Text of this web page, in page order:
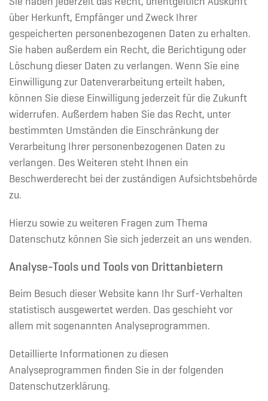
über Herkunft, Empfänger und Zweck Ihrer
gespeicherten personenbezogenen Daten zu erhalten.
Sie haben außerdem ein Recht, die Berichtigung oder
Löschung dieser Daten zu verlangen. Wenn Sie eine
Einwilligung zur Datenverarbeitung erteilt haben,
können Sie diese Einwilligung jederzeit für die Zukunft
widerrufen. Außerdem haben Sie das Recht, unter
bestimmten Umständen die Einschränkung der
Verarbeitung Ihrer personenbezogenen Daten zu
verlangen. Des Weiteren steht Ihnen ein
Beschwerderecht bei der zuständigen Aufsichtsbehörde
zu.
Hierzu sowie zu weiteren Fragen zum Thema
Datenschutz können Sie sich jederzeit an uns wenden.
Analyse-Tools und Tools von Dritt­anbietern
Beim Besuch dieser Website kann Ihr Surf-Verhalten
statistisch ausgewertet werden. Das geschieht vor
allem mit sogenannten Analyseprogrammen.
Detaillierte Informationen zu diesen
Analyseprogrammen finden Sie in der folgenden
Datenschutzerklärung.